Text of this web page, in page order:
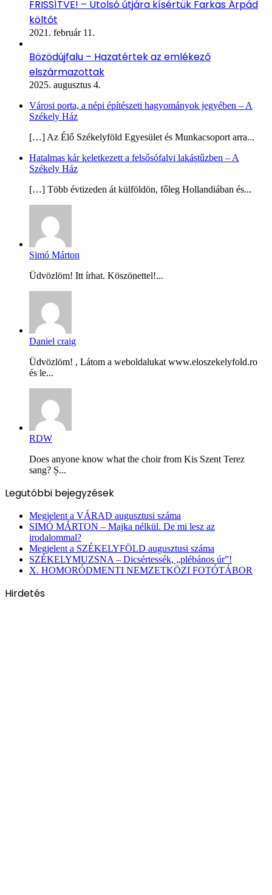
FRISSÍTVE! – Utolsó útjára kísértük Farkas Árpád
költőt
2021. február 11.
Bözödújfalu – Hazatértek az emlékező
elszármazottak
2025. augusztus 4.
Városi porta, a népi építészeti hagyományok jegyében – A
Székely Ház
[…] Az Élő Székelyföld Egyesület és Munkacsoport arra...
Hatalmas kár keletkezett a felsősófalvi lakástűzben – A
Székely Ház
[…] Több évtizeden át külföldön, főleg Hollandiában és...
Simó Márton
Üdvözlöm! Itt írhat. Köszönettel!...
Daniel craig
Üdvözlöm! , Látom a weboldalukat www.eloszekelyfold.ro
és le...
RDW
Does anyone know what the choir from Kis Szent Terez
sang? Ș...
Legutóbbi bejegyzések
Megjelent a VÁRAD augusztusi száma
SIMÓ MÁRTON – Majka nélkül. De mi lesz az
irodalommal?
Megjelent a SZÉKELYFÖLD augusztusi száma
SZÉKELYMUZSNA – Dicsértessék, „plébános úr”!
X. HOMORÓDMENTI NEMZETKÖZI FOTÓTÁBOR
Hirdetés